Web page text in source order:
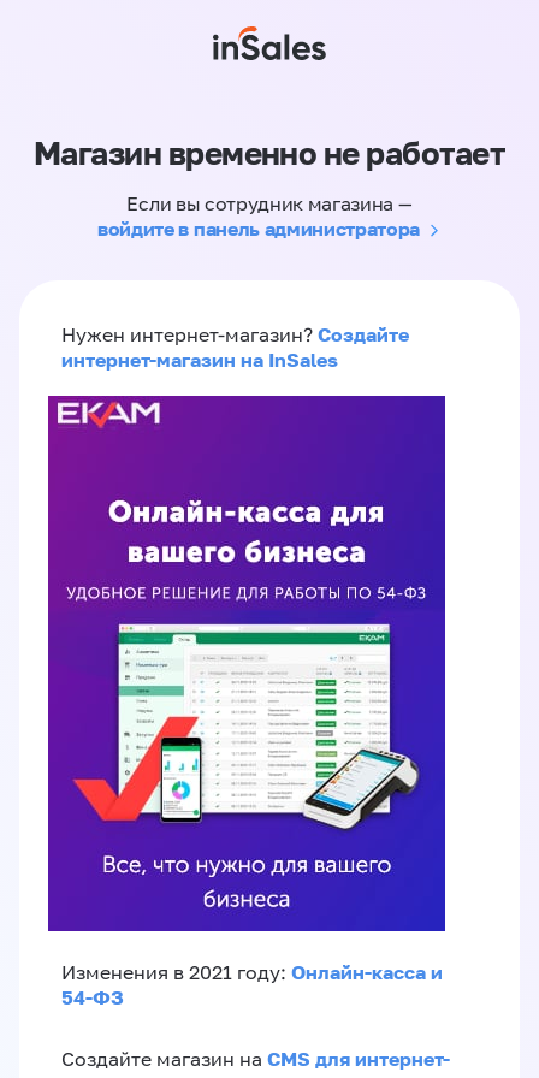
Магазин временно не работает
Если вы сотрудник магазина —
войдите в панель администратора
Нужен интернет-магазин? Создайте
интернет-магазин на InSales
Изменения в 2021 году: Онлайн-касса и
54-ФЗ
Создайте магазин на CMS для интернет-